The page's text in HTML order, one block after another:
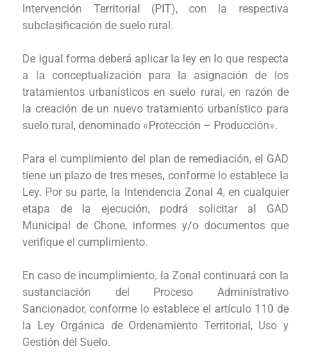
Intervención Territorial (PIT), con la respectiva
subclasificación de suelo rural.
De igual forma deberá aplicar la ley en lo que respecta
a la conceptualización para la asignación de los
tratamientos urbanísticos en suelo rural, en razón de
la creación de un nuevo tratamiento urbanístico para
suelo rural, denominado «Protección – Producción».
Para el cumplimiento del plan de remediación, el GAD
tiene un plazo de tres meses, conforme lo establece la
Ley. Por su parte, la Intendencia Zonal 4, en cualquier
etapa de la ejecución, podrá solicitar al GAD
Municipal de Chone, informes y/o documentos que
verifique el cumplimiento.
En caso de incumplimiento, la Zonal continuará con la
sustanciación del Proceso Administrativo
Sancionador, conforme lo establece el artículo 110 de
la Ley Orgánica de Ordenamiento Territorial, Uso y
Gestión del Suelo.